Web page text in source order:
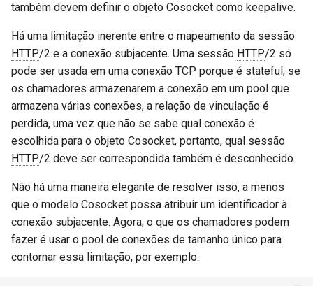
também devem definir o objeto Cosocket como keepalive.
Há uma limitação inerente entre o mapeamento da sessão
HTTP/2 e a conexão subjacente. Uma sessão HTTP/2 só
pode ser usada em uma conexão TCP porque é stateful, se
os chamadores armazenarem a conexão em um pool que
armazena várias conexões, a relação de vinculação é
perdida, uma vez que não se sabe qual conexão é
escolhida para o objeto Cosocket, portanto, qual sessão
HTTP/2 deve ser correspondida também é desconhecido.
Não há uma maneira elegante de resolver isso, a menos
que o modelo Cosocket possa atribuir um identificador à
conexão subjacente. Agora, o que os chamadores podem
fazer é usar o pool de conexões de tamanho único para
contornar essa limitação, por exemplo: